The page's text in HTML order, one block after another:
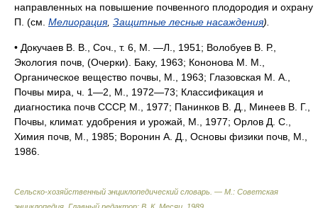
направленных на повышение почвенного плодородия и охрану
П. (см. Мелиорация, Защитные лесные насаждения).
• Докучаев В. В., Соч., т. 6, М. —Л., 1951; Волобуев В. Р.,
Экология почв, (Очерки). Баку, 1963; Кононова М. М.,
Органическое вещество почвы, М., 1963; Глазовская М. А.,
Почвы мира, ч. 1—2, М., 1972—73; Классификация и
диагностика почв СССР, М., 1977; Панинков В. Д., Минеев В. Г.,
Почвы, климат. удобрения и урожай, М., 1977; Орлов Д. С.,
Химия почв, М., 1985; Воронин А. Д., Основы физики почв, М.,
1986.
Сельско-хозяйственный энциклопедический словарь. — М.: Советская
энциклопедия Главный редактор: В. К. Месяц 1989